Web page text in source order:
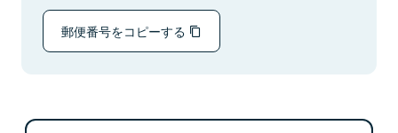
郵便番号をコピーする